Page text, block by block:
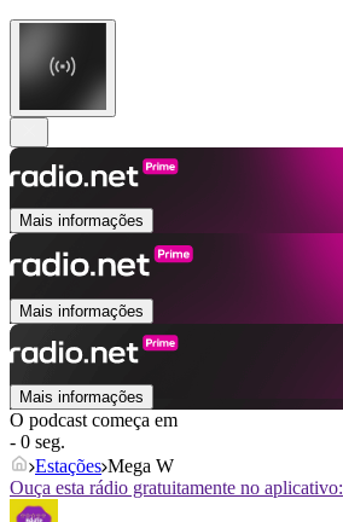
Mais informações
Mais informações
Mais informações
O podcast começa em
- 0 seg.
Estações Mega W
Ouça esta rádio gratuitamente no aplicativo: